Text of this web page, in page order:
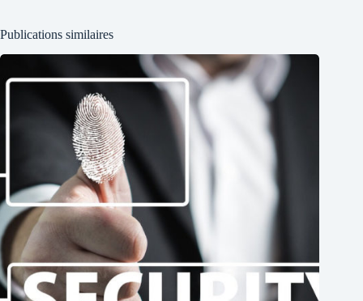
Publications similaires